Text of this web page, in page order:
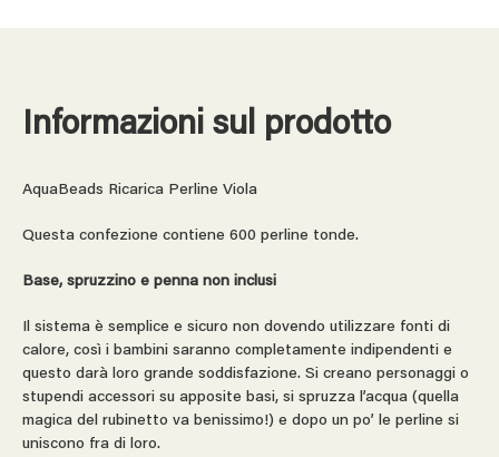
Informazioni sul prodotto
AquaBeads Ricarica Perline Viola
Questa confezione contiene 600 perline tonde.
Base, spruzzino e penna non inclusi
Il sistema è semplice e sicuro non dovendo utilizzare fonti di
calore, così i bambini saranno completamente indipendenti e
questo darà loro grande soddisfazione. Si creano personaggi o
stupendi accessori su apposite basi, si spruzza l’acqua (quella
magica del rubinetto va benissimo!) e dopo un po’ le perline si
uniscono fra di loro.